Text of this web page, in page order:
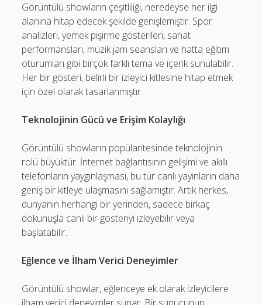
Görüntülü showların çeşitliliği, neredeyse her ilgi
alanına hitap edecek şekilde genişlemiştir. Spor
analizleri, yemek pişirme gösterileri, sanat
performansları, müzik jam seansları ve hatta eğitim
oturumları gibi birçok farklı tema ve içerik sunulabilir.
Her bir gösteri, belirli bir izleyici kitlesine hitap etmek
için özel olarak tasarlanmıştır.
Teknolojinin Gücü ve Erişim Kolaylığı
Görüntülü showların popülaritesinde teknolojinin
rolü büyüktür. İnternet bağlantısının gelişimi ve akıllı
telefonların yaygınlaşması, bu tür canlı yayınların daha
geniş bir kitleye ulaşmasını sağlamıştır. Artık herkes,
dünyanın herhangi bir yerinden, sadece birkaç
dokunuşla canlı bir gösteriyi izleyebilir veya
başlatabilir.
Eğlence ve İlham Verici Deneyimler
Görüntülü showlar, eğlenceye ek olarak izleyicilere